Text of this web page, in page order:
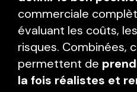
commerciale
évaluant les coûts,
risques. Combinées,
permettent de
la fois réalistes et